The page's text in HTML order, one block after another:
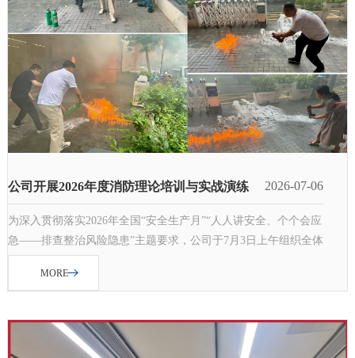
2026-07-06
公司开展2026年度消防理论培训与实战演练
为深入贯彻落实2026年全国“安全生产月”“人人讲安全、个个会应
急——排查整治风险隐患”主题要求，公司于7月3日上午组织全体
MORE